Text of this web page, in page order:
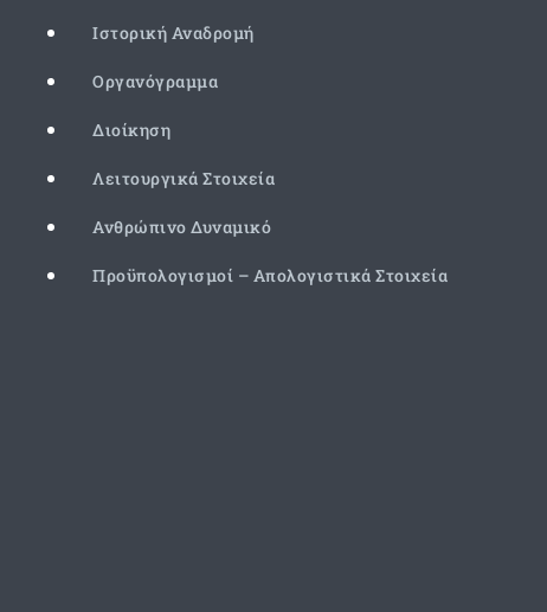
Ιστορική Αναδρομή
Οργανόγραμμα
Διοίκηση
Λειτουργικά Στοιχεία
Ανθρώπινο Δυναμικό
Προϋπολογισμοί – Απολογιστικά Στοιχεία